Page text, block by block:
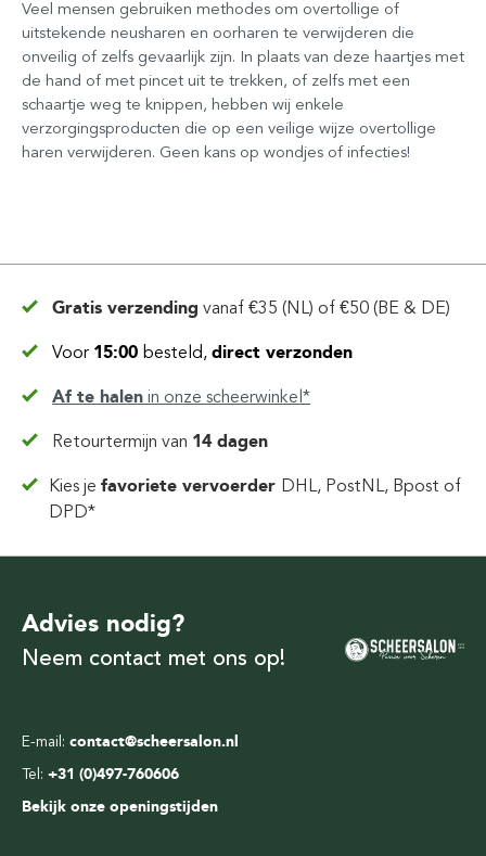
Veel mensen gebruiken methodes om overtollige of
uitstekende neusharen en oorharen te verwijderen die
onveilig of zelfs gevaarlijk zijn. In plaats van deze haartjes met
de hand of met pincet uit te trekken, of zelfs met een
schaartje weg te knippen, hebben wij enkele
verzorgingsproducten die op een veilige wijze overtollige
haren verwijderen. Geen kans op wondjes of infecties!
Gratis verzending vanaf €35 (NL) of €50 (BE & DE)
Voor 15:00 besteld, direct verzonden
Af te halen in onze scheerwinkel*
Retourtermijn van 14 dagen
Kies jefavoriete vervoerder DHL, PostNL, Bpost of
DPD*
E-mail: contact@scheersalon.nl
Tel: +31 (0)497-760606
Bekijk onze openingstijden
Advies nodig?
Neem contact met ons op!